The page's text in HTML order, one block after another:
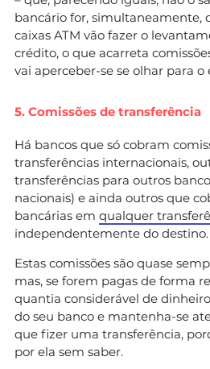
bancário for, simultaneamente,
caixas ATM vão fazer o
crédito, o que acarreta
vai aperceber-se se olhar para o
5. Comissões de transferência
Há bancos que só cobram
transferências internacionais,
transferências para outros
nacionais) e ainda outros que
bancárias em qualquer
independentemente do destino.
Estas comissões são quase
mas, se forem pagas de forma
quantia considerável de
do seu banco e mantenha-se
que fizer uma transferência,
por ela sem saber.